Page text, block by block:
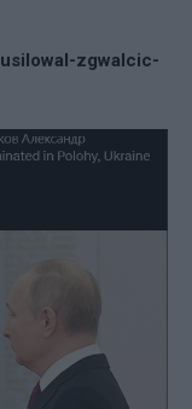
zgwalcic-